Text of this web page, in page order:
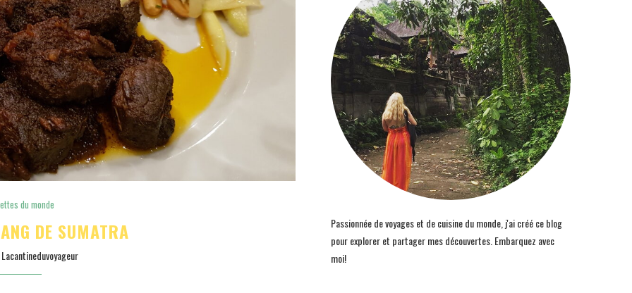
du monde
DE SUMATRA
Lacantineduvoyageur
Passionnée de voyages et de cuisine du monde, j'ai créé ce blog
pour explorer et partager mes découvertes. Embarquez avec
moi!